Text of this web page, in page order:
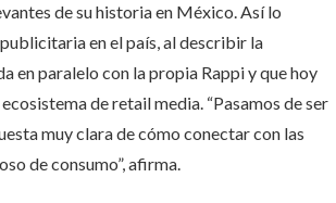
de su historia en México. Así lo
en el país, al describir la
en paralelo con la propia Rappi y que hoy
de retail media. “Pasamos de ser
muy clara de cómo conectar con las
de consumo”, afirma.